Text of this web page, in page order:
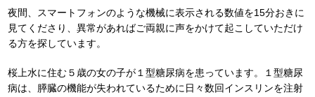
夜間、スマートフォンのような機械に表示される数値を15分おきに
見てくださり、異常があればご両親に声をかけて起こしていただけ
る方を探しています。
桜上水に住む５歳の女の子が１型糖尿病を患っています。１型糖尿
病は、膵臓の機能が失われているために日々数回インスリンを注射